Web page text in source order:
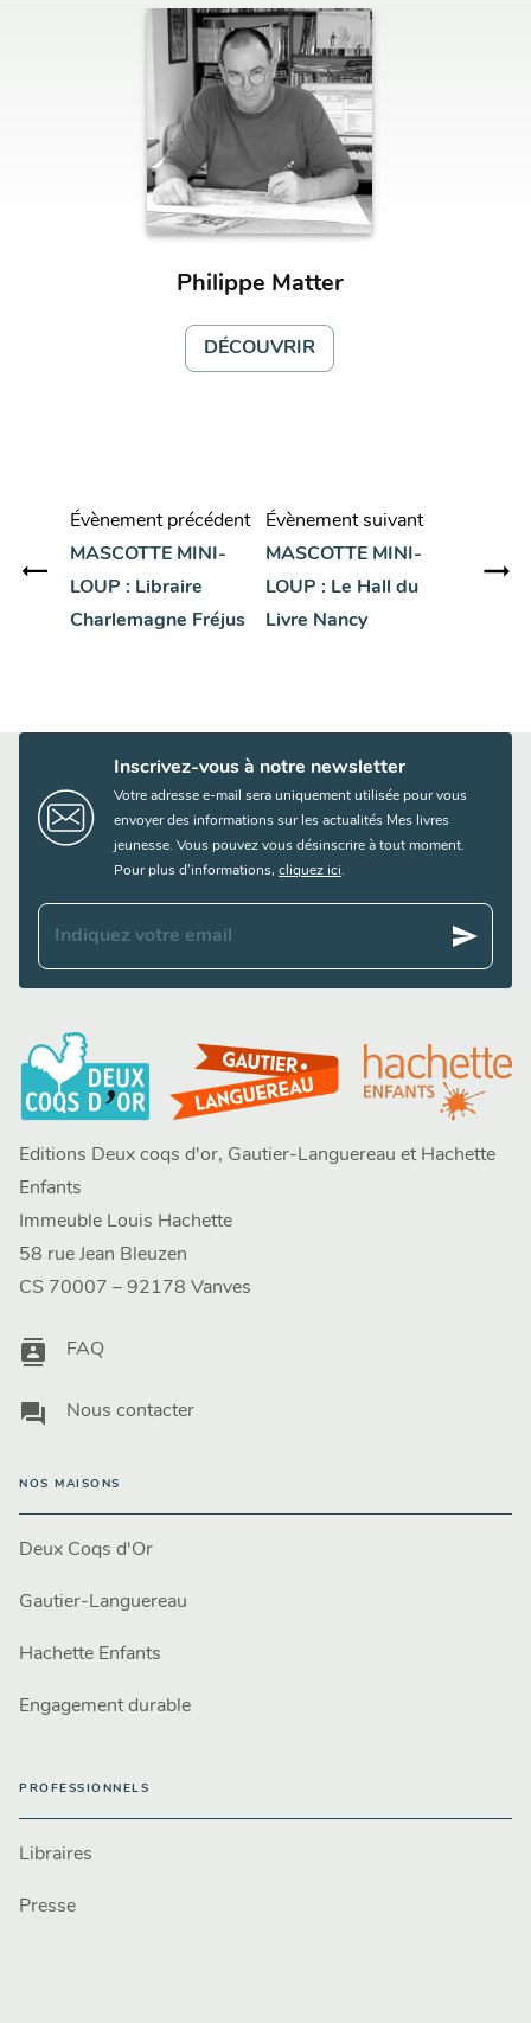
Philippe Matter
DÉCOUVRIR
Évènement précédent
MASCOTTE MINI-
LOUP : Libraire
Charlemagne Fréjus
Évènement suivant
MASCOTTE MINI-
LOUP : Le Hall du
Livre Nancy
Inscrivez-vous à notre newsletter
Votre adresse e-mail sera uniquement utilisée pour vous
envoyer des informations sur les actualités Mes livres
jeunesse. Vous pouvez vous désinscrire à tout moment.
Pour plus d’informations, cliquez ici.
Indiquez votre email send
Editions Deux coqs d'or, Gautier-Languereau et Hachette
Enfants
Immeuble Louis Hachette
58 rue Jean Bleuzen
CS 70007 – 92178 Vanves
contacts FAQ
question_answer Nous contacter
NOS MAISONS
Deux Coqs d'Or
Gautier-Languereau
Hachette Enfants
Engagement durable
PROFESSIONNELS
Libraires
Presse